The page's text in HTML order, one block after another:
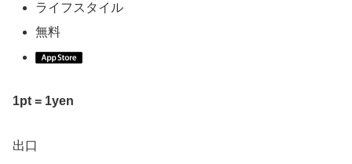
ライフスタイル
無料
1pt = 1yen
出口